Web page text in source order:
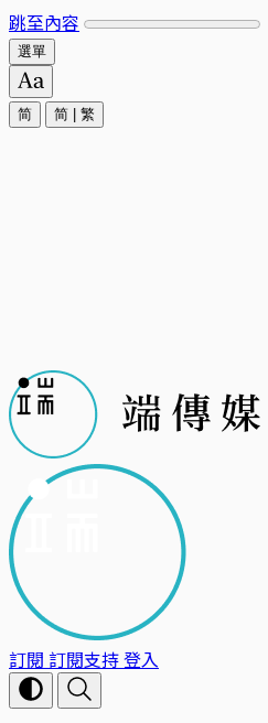
跳至內容
選單
简 简 繁
訂閱 訂閱支持登入